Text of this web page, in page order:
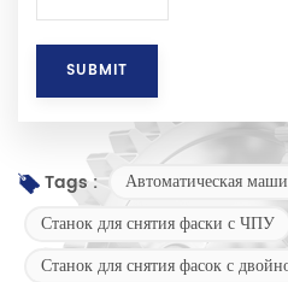
Tags :
Автоматическая
Станок для снятия фаски с ЧПУ
Станок для снятия фасок с